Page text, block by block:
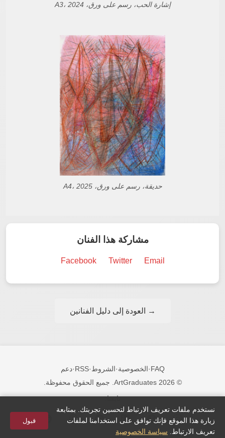
إشارة الحب، رسم على ورق، A3، 2024
حديقة، رسم على ورق، A4، 2025
مشاركة هذا الفنان
Facebook Twitter Email
→ العودة إلى دليل الفنانين
FAQ
·الخصوصية·الشروط·
RSS
·دعم
© 2026 ArtGraduates. جميع الحقوق محفوظة.
تابعنا:
نستخدم ملفات تعريف الارتباط لتحسين تجربتك. بمتابعة
زيارة هذا الموقع فإنك توافق على استخدامنا لملفات
تعريف الارتباط. سياسة الخصوصية
قبول